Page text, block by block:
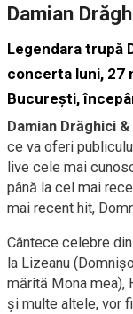
Damian
Legendara trupă
concerta luni, 27
Bucureşti,
Damian Drăghici
ce va oferi
live cele mai
până la cel mai
mai recent hit,
Cântece celebre
la Lizeanu
mărită Mona mea),
şi multe altele, vor